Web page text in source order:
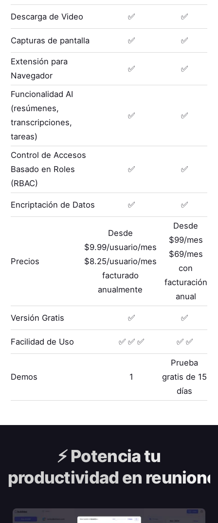
Descarga de Video ✅ ✅
Capturas de pantalla ✅ ✅
Extensión para
Navegador
✅ ✅
Funcionalidad AI
(resúmenes,
transcripciones,
tareas)
✅ ✅
Control de Accesos
Basado en Roles
(RBAC)
✅ ✅
Encriptación de Datos ✅ ✅
Precios
Desde
$9.99/usuario/mes
$8.25/usuario/mes
facturado
anualmente
Desde
$99/mes
$69/mes
con
facturación
anual
Versión Gratis ✅ ✅
Facilidad de Uso ✅ ✅ ✅ ✅ ✅
Demos 1
Prueba
gratis de 15
días
⚡️Potencia tu
productividad en